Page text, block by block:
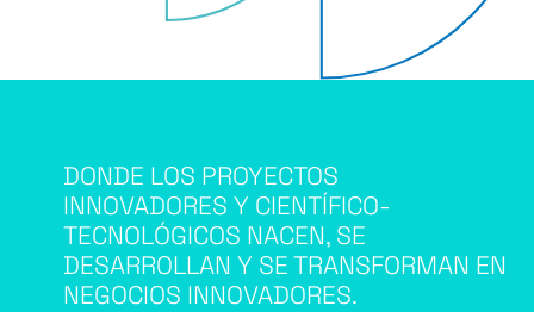
DONDE LOS PROYECTOS
INNOVADORES Y CIENTÍFICO-
TECNOLÓGICOS NACEN, SE
DESARROLLAN Y SE TRANSFORMAN EN
NEGOCIOS INNOVADORES.